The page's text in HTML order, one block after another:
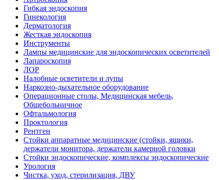
Гибкая эндоскопия
Гинекология
Дерматология
Жесткая эндоскопия
Инструменты
Лампы медицинские для эндоскопических осветителей
Лапароскопия
ЛОР
Налобные осветители и лупы
Наркозно-дыхательное оборудование
Операционные столы, Медицинская мебель,
Общебольничное
Офтальмология
Проктология
Рентген
Стойки аппаратные медицинские (стойки, ящики,
держатели монитора, держатели камерной головки
Стойки эндоскопические, комплексы эндоскопические
Урология
Чистка, уход, стерилизация, ДВУ